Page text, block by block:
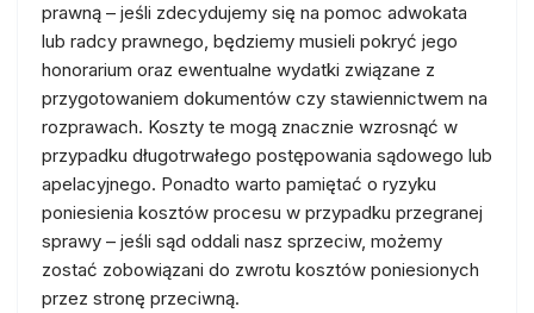
prawną – jeśli zdecydujemy się na pomoc adwokata
lub radcy prawnego, będziemy musieli pokryć jego
honorarium oraz ewentualne wydatki związane z
przygotowaniem dokumentów czy stawiennictwem na
rozprawach. Koszty te mogą znacznie wzrosnąć w
przypadku długotrwałego postępowania sądowego lub
apelacyjnego. Ponadto warto pamiętać o ryzyku
poniesienia kosztów procesu w przypadku przegranej
sprawy – jeśli sąd oddali nasz sprzeciw, możemy
zostać zobowiązani do zwrotu kosztów poniesionych
przez stronę przeciwną.